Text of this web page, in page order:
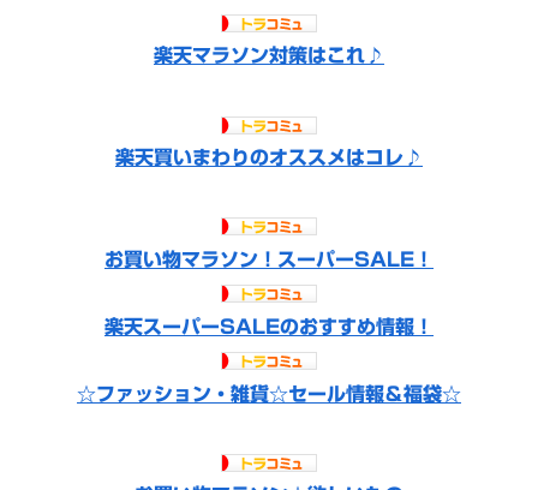
楽天マラソン対策はこれ♪
楽天買いまわりのオススメはコレ♪
お買い物マラソン！スーパーSALE！
楽天スーパーSALEのおすすめ情報！
☆ファッション・雑貨☆セール情報＆福袋☆